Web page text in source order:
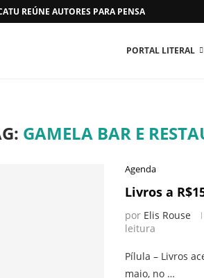
REÚNE AUTORES PARA PENSAR O MUNDO...
PORTAL LITERAL
GAMELA BAR E
Agenda
Livros a
por Elis Rouse
leitura
Pílula – Livros
maio, no …